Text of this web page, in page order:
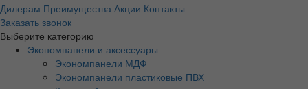
Дилерам Преимущества Акции Контакты
Заказать звонок
Выберите категорию
Экономпанели и аксессуары
Экономпанели МДФ
Экономпанели пластиковые ПВХ